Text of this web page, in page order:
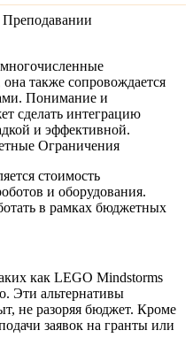
многочисленные
также сопровождается
Понимание и
сделать интеграцию
и эффективной.
Ограничения
стоимость
и оборудования.
в рамках бюджетных
как LEGO Mindstorms
Эти альтернативы
не разоряя бюджет. Кроме
заявок на гранты или